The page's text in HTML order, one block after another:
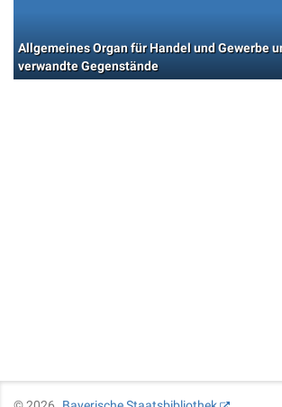
Allgemeines Organ für Handel und Gewerbe
verwandte Gegenstände